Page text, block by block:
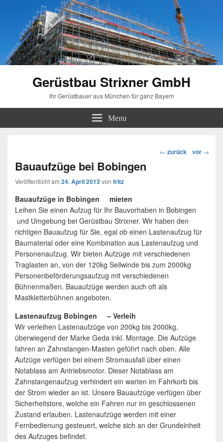
Gerüstbau Strixner GmbH
Ihr Gerüstbauer aus München für ganz Bayern
Menu
Beitragsnavigation
← zurück vor →
Bauaufzüge bei Bobingen
Veröffentlicht am 24. April 2013von fritz
Bauaufzüge in Bobingen mieten
Leihen Sie einen Aufzug für Ihr Bauvorhaben in Bobingen
und Umgebung bei Gerüstbau Strixner. Wir haben den
richtigen Bauaufzug für Sie, egal ob einen Lastenaufzug für
Baumaterial oder eine Kombination aus Lastenaufzug und
Personenaufzug. Wir bieten Aufzüge mit verschiedenen
Traglasten an, von der 120kg Seilwinde bis zum 2000kg
Personenbeförderungsaufzug mit verschiedenen
Bühnenmaßen. Bauaufzüge werden auch oft als
Mastkletterbühnen angeboten.
Lastenaufzug Bobingen – Verleih
Wir verleihen Lastenaufzüge von 200kg bis 2000kg,
überwiegend der Marke Geda inkl. Montage. Die Aufzüge
fahren an Zahnstangen-Masten geführt nach oben. Alle
Aufzüge verfügen bei einem Stromausfall über einen
Notablass am Antriebsmotor. Dieser Notablass am
Zahnstangenaufzug verhindert ein warten im Fahrkorb bis
der Strom wieder an ist. Unsere Bauaufzüge verfügen über
Sicherheitstore, welche ein Fahren nur im geschlossenen
Zustand erlauben. Lastenaufzüge werden mit einer
Fernbedienung gesteuert, welche sich an der Grundeinheit
des Aufzuges befindet.